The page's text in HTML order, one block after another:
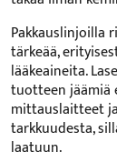
Pakkauslinjoilla
tärkeää,
lääkeaineita.
tuotteen jäämiä
mittauslaitteet
tarkkuudesta,
laatuun.